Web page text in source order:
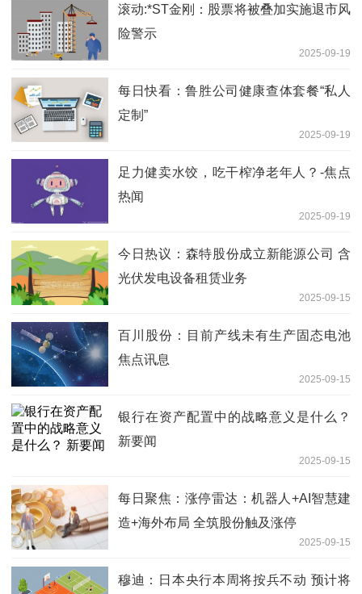
滚动:*ST金刚：股票将被叠加实施退市风
险警示
2025-09-19
每日快看：鲁胜公司健康查体套餐“私人
定制”
2025-09-19
足力健卖水饺，吃干榨净老年人？-焦点
热闻
2025-09-19
今日热议：森特股份成立新能源公司 含
光伏发电设备租赁业务
2025-09-15
百川股份：目前产线未有生产固态电池
焦点讯息
2025-09-15
银行在资产配置中的战略意义是什么？
新要闻
2025-09-15
每日聚焦：涨停雷达：机器人+AI智慧建
造+海外布局 全筑股份触及涨停
2025-09-15
穆迪：日本央行本周将按兵不动 预计将